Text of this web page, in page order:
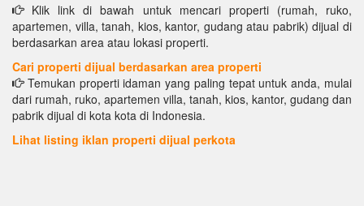
Klik link di bawah untuk mencari properti (rumah, ruko,
apartemen, villa, tanah, kios, kantor, gudang atau pabrik) dijual di
berdasarkan area atau lokasi properti.
Cari properti dijual berdasarkan area properti
Temukan properti idaman yang paling tepat untuk anda, mulai
dari rumah, ruko, apartemen villa, tanah, kios, kantor, gudang dan
pabrik dijual di kota kota di Indonesia.
Lihat listing iklan properti dijual perkota